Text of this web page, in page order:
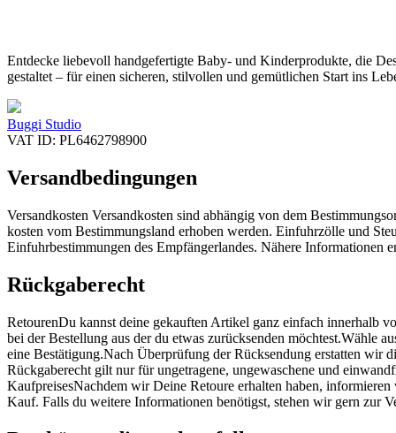
Entdecke liebevoll handgefertigte Baby- und Kinderprodukte, die
gestaltet – für einen sicheren, stilvollen und gemütlichen Start ins
Buggi Studio
VAT ID: PL6462798900
Versandbedingungen
Versandkosten Versandkosten sind abhängig von dem
kosten vom Bestimmungsland erhoben werden. Einfuhrzölle und
Einfuhrbestimmungen des Empfängerlandes. Nähere Informationen
Rückgaberecht
RetourenDu kannst deine gekauften Artikel ganz einfach innerhalb
bei der Bestellung aus der du etwas zurücksenden möchtest.Wähle
eine Bestätigung.Nach Überprüfung der Rücksendung erstatten wir
Rückgaberecht gilt nur für ungetragene, ungewaschene und
KaufpreisesNachdem wir Deine Retoure erhalten haben,
Kauf. Falls du weitere Informationen benötigst, stehen wir gern zur